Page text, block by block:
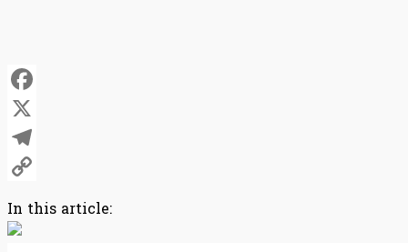
Facebook
X
Telegram
Link
In this article: